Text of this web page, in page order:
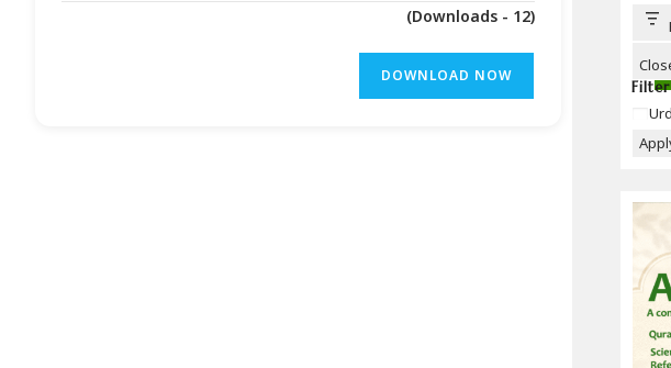
(Downloads - 12)
DOWNLOAD NOW
T
T